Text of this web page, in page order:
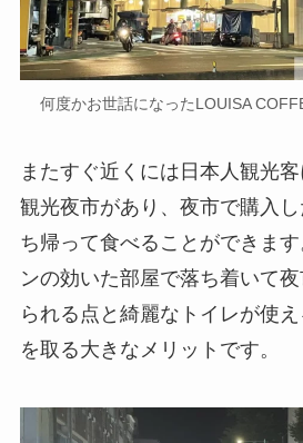
何度かお世話になったLOUISA
またすぐ近くには日本人観光
観光夜市があり、夜市で購入
ち帰って食べることができま
ンの効いた部屋で落ち着いて
られる点と綺麗なトイレが使
を取る大きなメリットです。